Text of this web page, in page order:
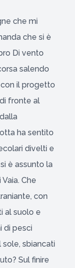
che mi
che si è
Di vento
salendo
con il progetto
fronte al
ha sentito
divelti e
è assunto la
Che
con
al suolo e
di pesci
sbiancati
Sul finire